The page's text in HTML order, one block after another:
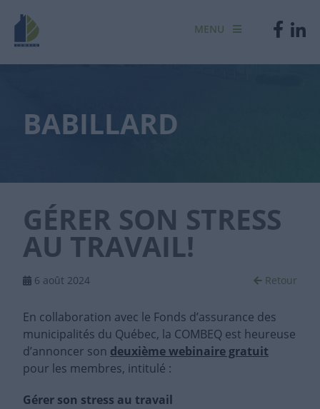
MENU
BABILLARD
GÉRER SON STRESS
AU TRAVAIL!
6 août 2024 Retour
En collaboration avec le Fonds d’assurance des
municipalités du Québec, la COMBEQ est heureuse
d’annoncer son deuxième webinaire gratuit
pour les membres, intitulé :
Gérer son stress au travail